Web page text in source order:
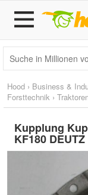
Hood › Business &
Forsttechnik ›
Kupplung
KF180